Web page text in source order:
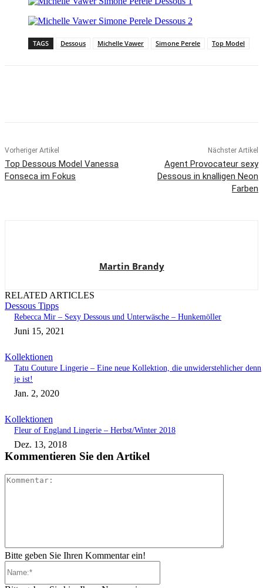
TAGS Dessous Michelle Vawer Simone Perele Top Model
Vorheriger Artikel
Top Dessous Model Vanessa
Fonseca im Fokus
Nächster Artikel
Agent Provocateur sexy
Dessous in knalligen Neon
Farben
Martin Brandy
RELATED ARTICLES
Dessous Tipps
Rebecca Mir – Sexy Dessous und Unterwäsche – Hunkemöller
Juni 15, 2021
Kollektionen
Tatu Couture Lingerie – Eine neue Kollektion, die unwiderstehlicher denn
je ist!
Jan. 2, 2020
Kollektionen
Fleur of England Lingerie – Herbst/Winter 2018
Dez. 13, 2018
Kommentieren Sie den Artikel
Bitte geben Sie Ihren Kommentar ein!